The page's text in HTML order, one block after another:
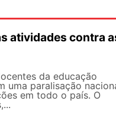
atividades contra
da educação
uma paralisação
em todo o país. O